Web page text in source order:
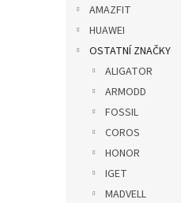
AMAZFIT
HUAWEI
OSTATNÍ ZNAČKY
ALIGATOR
ARMODD
FOSSIL
COROS
HONOR
IGET
MADVELL